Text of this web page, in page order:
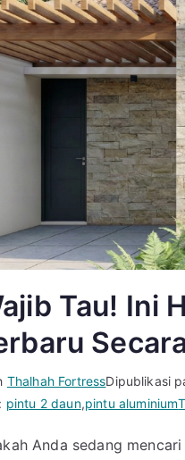
Tau! Ini
Thalhah FortressDipublikasi
pintu 2 daun,pintu aluminium
Anda sedang